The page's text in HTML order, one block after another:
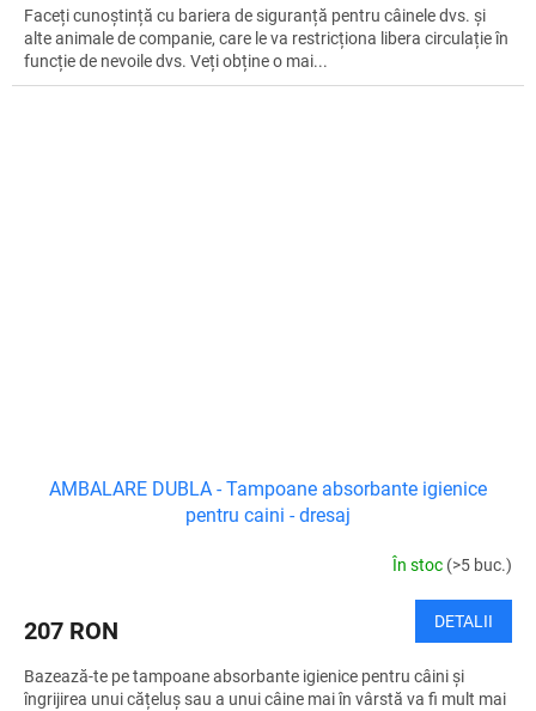
Faceți cunoștință cu bariera de siguranță pentru câinele dvs. și
alte animale de companie, care le va restricționa libera circulație în
funcție de nevoile dvs. Veți obține o mai...
AMBALARE DUBLA - Tampoane absorbante igienice
pentru caini - dresaj
În stoc (>5 buc.)
207 RON DETALII
Bazează-te pe tampoane absorbante igienice pentru câini și
îngrijirea unui cățeluș sau a unui câine mai în vârstă va fi mult mai